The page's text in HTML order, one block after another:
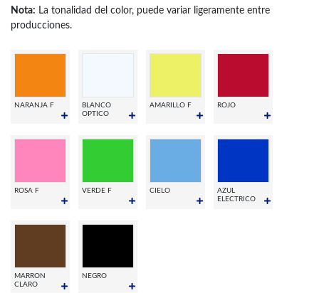
Nota: La tonalidad del color, puede variar ligeramente entre
producciones.
NARANJA F
BLANCO
OPTICO
AMARILLO F ROJO
ROSA F VERDE F CIELO
AZUL
ELECTRICO
MARRON
CLARO
NEGRO